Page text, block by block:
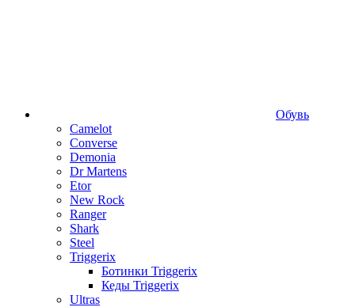
Обувь
Camelot
Converse
Demonia
Dr Martens
Etor
New Rock
Ranger
Shark
Steel
Triggerix
Ботинки Triggerix
Кеды Triggerix
Ultras